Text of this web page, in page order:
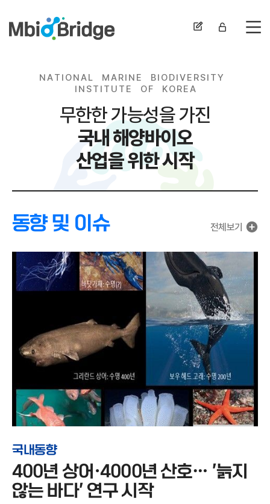
전
NA T I O NA L MA R I N E B I O D IV E R S I TY
I N S T I T U T E O F K O R EA
무한한 가능성을 가진
국내 해양바이오
산업을 위한 시작
동향 및 이슈
국내동향
400년 상어·4000년 산호… '늙지
않는 바다' 연구 시작
전체보기